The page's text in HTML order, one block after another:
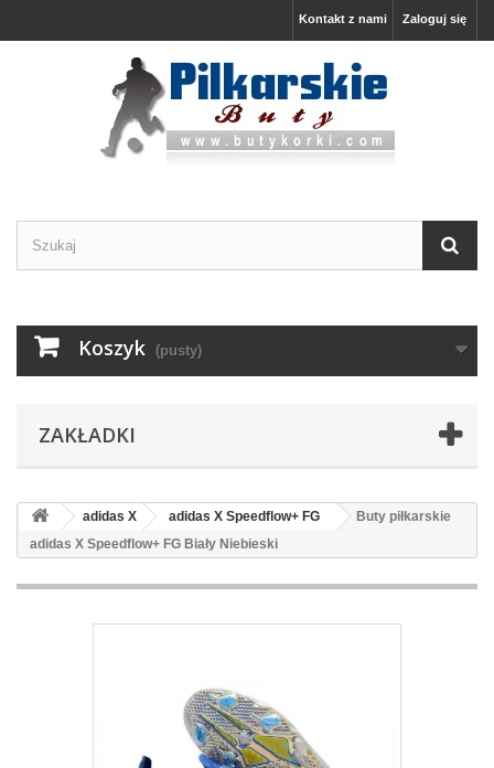
Zaloguj się
Kontakt z nami
Koszyk (pusty)
ZAKŁADKI
adidas X adidas X Speedflow+ FG
Buty piłkarskie
adidas X Speedflow+ FG Biały Niebieski